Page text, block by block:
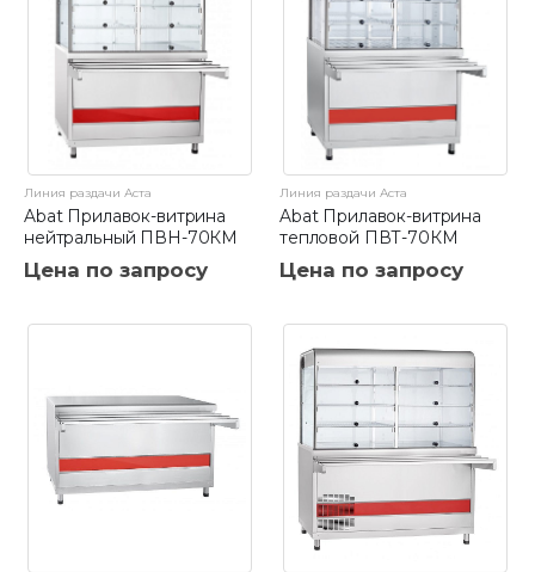
Линия раздачи Аста
Abat Прилавок-витрина
нейтральный ПВН-70КМ
Цена по запросу
Линия раздачи Аста
Abat Прилавок-витрина
тепловой ПВТ-70КМ
Цена по запросу